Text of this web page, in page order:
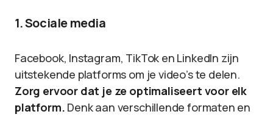
1. Sociale media
Facebook, Instagram, TikTok en LinkedIn zijn
uitstekende platforms om je video’s te delen.
Zorg ervoor dat je ze optimaliseert voor elk
platform. Denk aan verschillende formaten en